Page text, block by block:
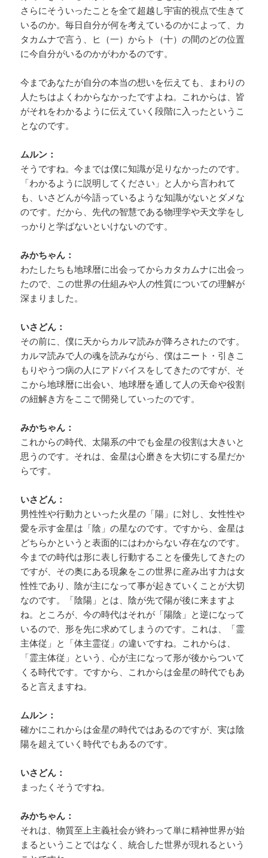
さらにそういったことを全て超越し宇宙的視点で生きて
いるのか。毎日自分が何を考えているのかによって、カ
タカムナで言う、ヒ（一）からト（十）の間のどの位置
に今自分がいるのかがわかるのです。
今まであなたが自分の本当の想いを伝えても、まわりの
人たちはよくわからなかったですよね。これからは、皆
がそれをわかるように伝えていく段階に入ったというこ
となのです。
ムルン：
そうですね。今までは僕に知識が足りなかったのです。
「わかるように説明してください」と人から言われて
も、いさどんが今語っているような知識がないとダメな
のです。だから、先代の智慧である物理学や天文学をし
っかりと学ばないといけないのです。
みかちゃん：
わたしたちも地球暦に出会ってからカタカムナに出会っ
たので、この世界の仕組みや人の性質についての理解が
深まりました。
いさどん：
その前に、僕に天からカルマ読みが降ろされたのです。
カルマ読みで人の魂を読みながら、僕はニート・引きこ
もりやうつ病の人にアドバイスをしてきたのですが、そ
こから地球暦に出会い、地球暦を通して人の天命や役割
の紐解き方をここで開発していったのです。
みかちゃん：
これからの時代、太陽系の中でも金星の役割は大きいと
思うのです。それは、金星は心磨きを大切にする星だか
らです。
いさどん：
男性性や行動力といった火星の「陽」に対し、女性性や
愛を示す金星は「陰」の星なのです。ですから、金星は
どちらかというと表面的にはわからない存在なのです。
今までの時代は形に表し行動することを優先してきたの
ですが、その奥にある現象をこの世界に産み出す力は女
性性であり、陰が主になって事が起きていくことが大切
なのです。「陰陽」とは、陰が先で陽が後に来ますよ
ね。ところが、今の時代はそれが「陽陰」と逆になって
いるので、形を先に求めてしまうのです。これは、「霊
主体従」と「体主霊従」の違いですね。これからは、
「霊主体従」という、心が主になって形が後からついて
くる時代です。ですから、これからは金星の時代でもあ
ると言えますね。
ムルン：
確かにこれからは金星の時代ではあるのですが、実は陰
陽を超えていく時代でもあるのです。
いさどん：
まったくそうですね。
みかちゃん：
それは、物質至上主義社会が終わって単に精神世界が始
まるということではなく、統合した世界が現れるという